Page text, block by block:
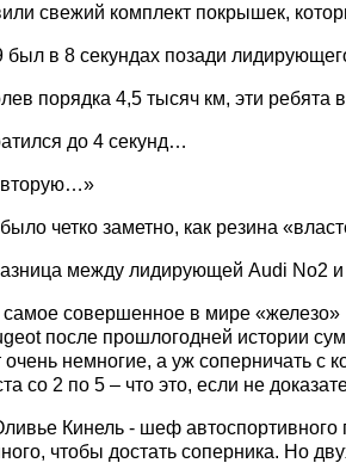
свежий комплект покрышек,
был в 8 секундах позади
порядка 4,5 тысяч км, эти
до 4 секунд…
четко заметно, как резина
между лидирующей Audi No2
самое совершенное в мире «железо»
после прошлогодней истории
очень немногие, а уж соперничать с
со 2 по 5 – что это, если не
Кинель - шеф автоспортивного
чтобы достать соперника. Но